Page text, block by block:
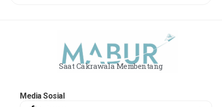
Saat Cakrawala Membentang
Media Sosial